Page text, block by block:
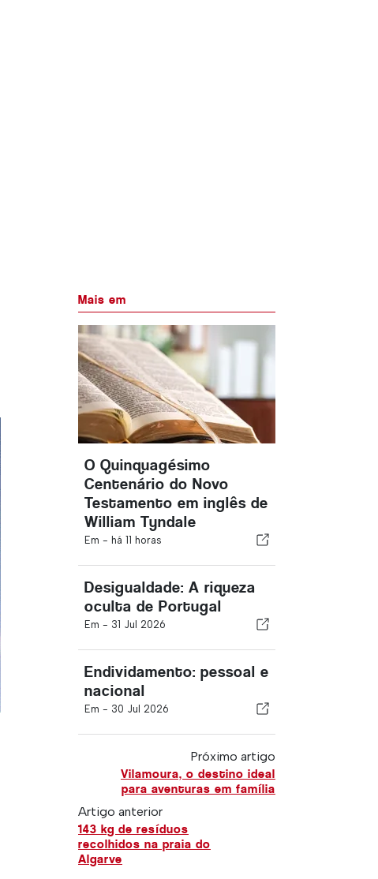
Mais em
O Quinquagésimo
Centenário do Novo
Testamento em inglês de
William Tyndale
Em - há 11 horas
Desigualdade: A riqueza
oculta de Portugal
Em - 31 Jul 2026
Endividamento: pessoal e
nacional
Em - 30 Jul 2026
Próximo artigo
Vilamoura, o destino ideal
para aventuras em família
Artigo anterior
143 kg de resíduos
recolhidos na praia do
Algarve